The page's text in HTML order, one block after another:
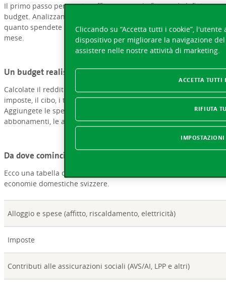
Il primo passo per gestire efficacemente le finanze è definire un
budget. Analizzando entrate e uscite, vi farete un’idea precisa di
quanto spendete realmente e di quanto vi resta alla fine del
mese.
Un budget realistico
Calcolate il reddito lordo e le spese correnti per l’alloggio, le
imposte, il cibo, i trasporti, i vestiti, la salute e le assicurazioni.
Aggiungete le spese occasionali, come quelle per gli
abbonamenti, le attività del tempo libero e i viaggi.
Da dove cominciare?
Ecco una tabella con la ripartizione media delle spese delle
economie domestiche svizzere.
Alloggio e spese (affitto, riscaldamento, elettricità)
Imposte
Contributi alle assicurazioni sociali (AVS/AI, LPP e altri)
Cliccando su “Accetta tutti i cookie”,
dispositivo per migliorare la navigazione
assistere nelle nostre attività di marketing.
RIFIUTA
ACCETTA TUTTI